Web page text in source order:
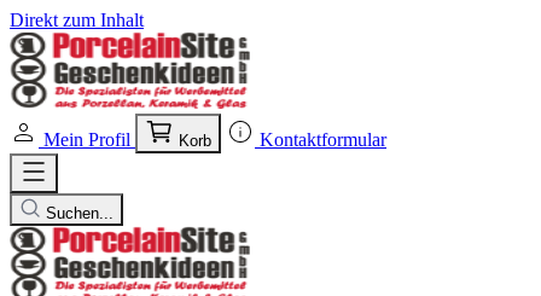
Direkt zum Inhalt
Mein Profil Korb Kontaktformular
Suchen...